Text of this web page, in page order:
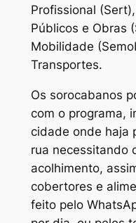
Profissional
Públicos e Obras
Mobilidade
Transportes.
Os sorocabanos
com o programa,
cidade onde haja
rua necessitando
acolhimento,
cobertores e
feito pelo